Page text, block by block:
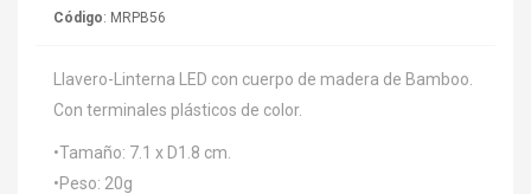
Código: MRPB56
Llavero-Linterna LED con cuerpo de madera de Bamboo.
Con terminales plásticos de color.
•Tamaño: 7.1 x D1.8 cm.
•Peso: 20g